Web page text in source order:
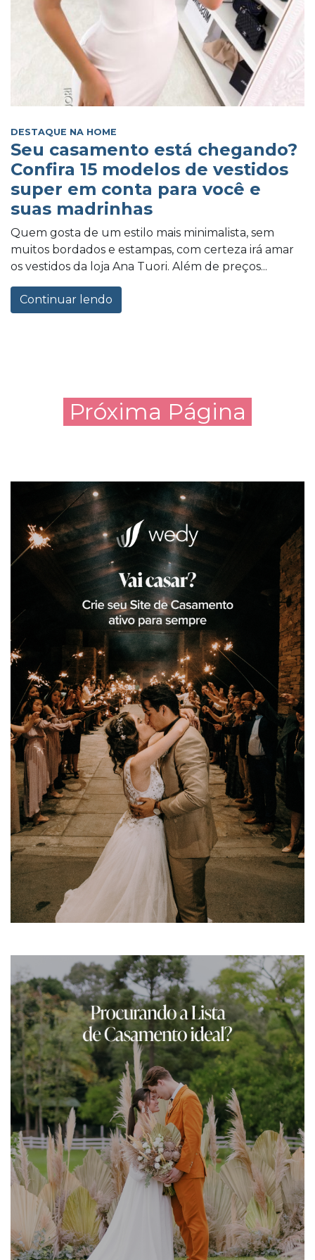
DESTAQUE NA HOME
Seu casamento está chegando?
Confira 15 modelos de vestidos
super em conta para você e
suas madrinhas
Quem gosta de um estilo mais minimalista, sem
muitos bordados e estampas, com certeza irá amar
os vestidos da loja Ana Tuori. Além de preços...
Continuar lendo
Próxima Página